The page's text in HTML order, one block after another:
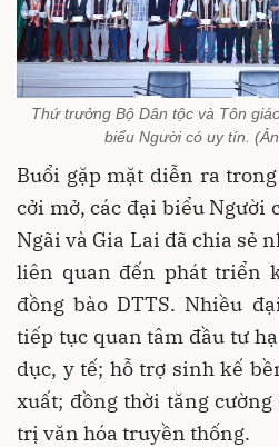
Thứ trưởng Bộ Dân tộc và Tôn
biểu Người có uy tín.
Buổi gặp mặt diễn ra
cởi mở, các đại biểu Người
Ngãi và Gia Lai đã chia sẻ
liên quan đến phát triển
đồng bào DTTS. Nhiều
tiếp tục quan tâm đầu tư
dục, y tế; hỗ trợ sinh kế
xuất; đồng thời tăng
trị văn hóa truyền thống.